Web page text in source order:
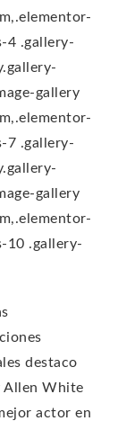
4 .gallery-
gallery
7 .gallery-
gallery
10 .gallery-
destaco
Allen White
actor en